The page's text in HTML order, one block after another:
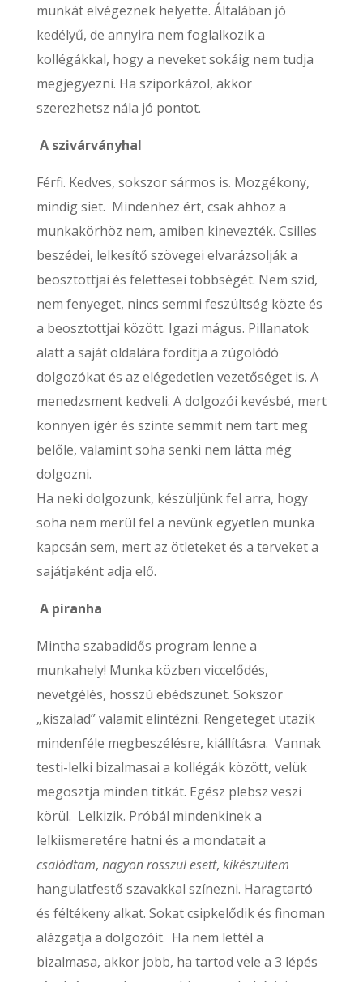
munkát elvégeznek helyette. Általában jó
kedélyű, de annyira nem foglalkozik a
kollégákkal, hogy a neveket sokáig nem tudja
megjegyezni. Ha sziporkázol, akkor
szerezhetsz nála jó pontot.
A szivárványhal
Férfi. Kedves, sokszor sármos is. Mozgékony,
mindig siet. Mindenhez ért, csak ahhoz a
munkakörhöz nem, amiben kinevezték. Csilles
beszédei, lelkesítő szövegei elvarázsolják a
beosztottjai és felettesei többségét. Nem szid,
nem fenyeget, nincs semmi feszültség közte és
a beosztottjai között. Igazi mágus. Pillanatok
alatt a saját oldalára fordítja a zúgolódó
dolgozókat és az elégedetlen vezetőséget is. A
menedzsment kedveli. A dolgozói kevésbé, mert
könnyen ígér és szinte semmit nem tart meg
belőle, valamint soha senki nem látta még
dolgozni.
Ha neki dolgozunk, készüljünk fel arra, hogy
soha nem merül fel a nevünk egyetlen munka
kapcsán sem, mert az ötleteket és a terveket a
sajátjaként adja elő.
A piranha
Mintha szabadidős program lenne a
munkahely! Munka közben viccelődés,
nevetgélés, hosszú ebédszünet. Sokszor
„kiszalad” valamit elintézni. Rengeteget utazik
mindenféle megbeszélésre, kiállításra. Vannak
testi-lelki bizalmasai a kollégák között, velük
megosztja minden titkát. Egész plebsz veszi
körül. Lelkizik. Próbál mindenkinek a
lelkiismeretére hatni és a mondatait a
csalódtam, nagyon rosszul esett, kikészültem
hangulatfestő szavakkal színezni. Haragtartó
és féltékeny alkat. Sokat csipkelődik és finoman
alázgatja a dolgozóit. Ha nem lettél a
bizalmasa, akkor jobb, ha tartod vele a 3 lépés